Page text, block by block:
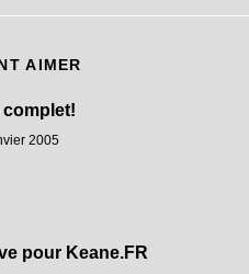
AIMER
2005
pour Keane.FR